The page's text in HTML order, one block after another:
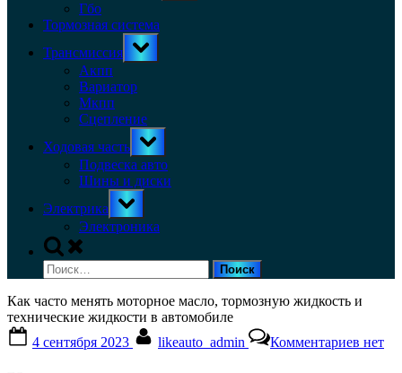
Гбо
Тормозная система
Трансмиссия
Toggle
sub-
Акпп
Вариатор
Мкпп
Сцепление
Ходовая часть
Toggle
sub-
menu
Подвеска авто
Шины и диски
Электрика
Toggle
sub-
menu
Электроника
Toggle
search
form
Найти:
Как часто менять моторное масло, тормозную жидкость и
технические жидкости в автомобиле
on
4 сентября 2023 likeauto_admin Комментариевзаписи
нет